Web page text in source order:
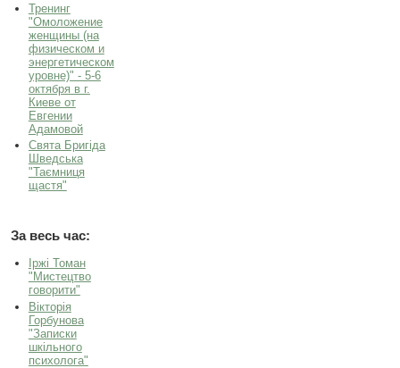
Тренинг
"Омоложение
женщины (на
физическом и
энергетическом
уровне)" - 5-6
октября в г.
Киеве от
Евгении
Адамовой
Свята Бригіда
Шведська
"Таємниця
щастя"
За весь час:
Іржі Томан
"Мистецтво
говорити"
Вікторія
Горбунова
"Записки
шкільного
психолога"